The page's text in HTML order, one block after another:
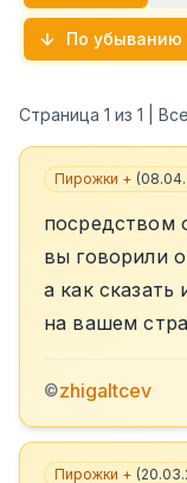
По убыванию
Страница 1 из 1 |
Пирожки + (
посредством
вы говорили
а как сказать
на вашем
©zhigaltcev
Пирожки + (